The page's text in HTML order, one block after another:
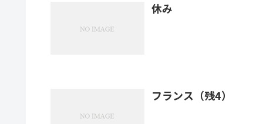
休み
フランス（残4）